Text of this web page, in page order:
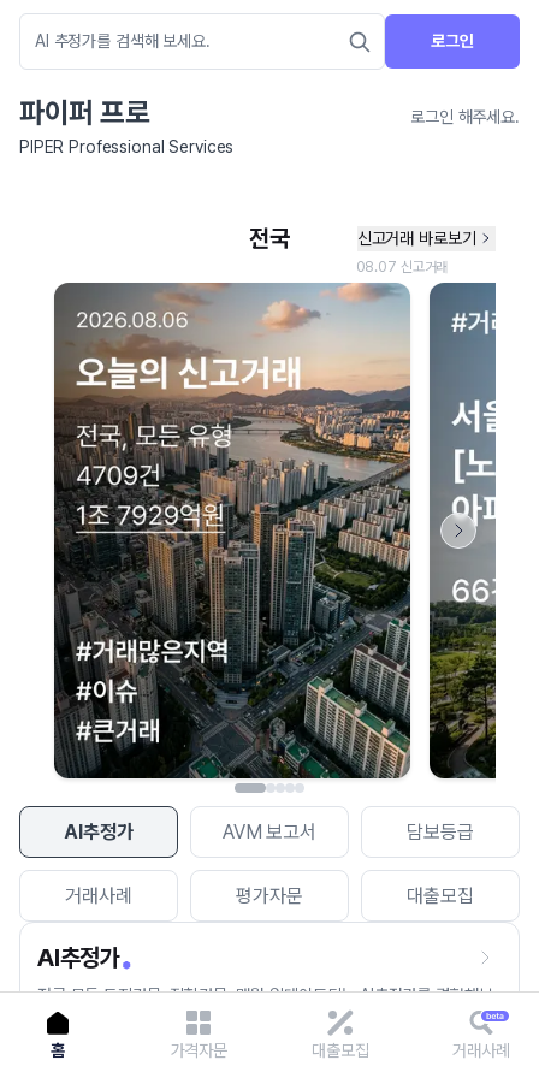
로그인
파이퍼 프로
로그인 해주세요.
PIPER Professional Services
AI추정가 AVM 보고서 담보등급
거래사례 평가자문 대출모집
AI추정가
전국 모든 토지건물, 집합건물, 매월 업데이트되는 AI추정가를 경험해보
세요.
네이버 지도 연결 안내
현재 네이버 지도 연결이 원활하지 않아 지도를 불러올 수 없습니다.
이용에 불편을 드려 죄송합니다.
다시 시도
홈 가격자문 대출모집 거래사례